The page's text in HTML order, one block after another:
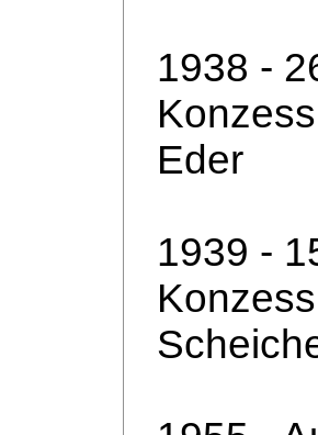
1938 -
Eder
1939 -